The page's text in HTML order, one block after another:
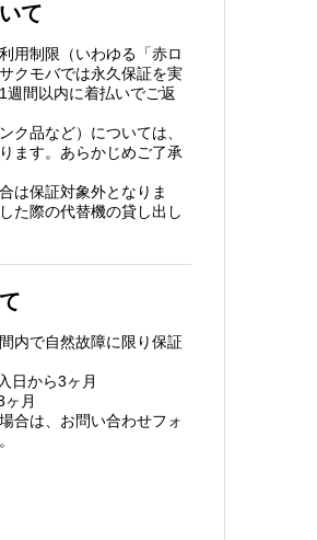
て
用制限（いわゆる「赤ロ
クモバでは永久保証を実
間以内に着払いでご返
ク品など）については、
ます。あらかじめご了承
は保証対象外となりま
た際の代替機の貸し出し
内で自然故障に限り保証
日から3ヶ月
月
合は、お問い合わせフォ